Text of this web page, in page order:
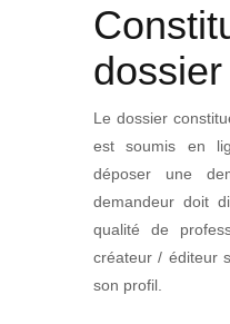
dossier
Le dossier
est soumis en
déposer une
demandeur doit
qualité de
créateur / éditeur
son profil.